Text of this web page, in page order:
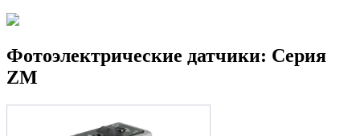
Фотоэлектрические датчики: Серия
ZM